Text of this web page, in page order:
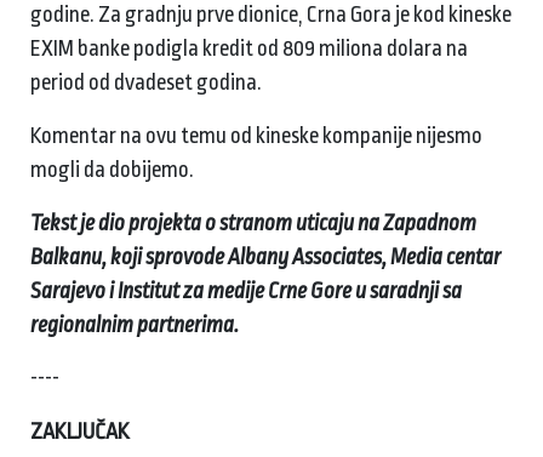
godine. Za gradnju prve dionice, Crna Gora je kod kineske
EXIM banke podigla kredit od 809 miliona dolara na
period od dvadeset godina.
Komentar na ovu temu od kineske kompanije nijesmo
mogli da dobijemo.
Tekst je dio projekta o stranom uticaju na Zapadnom
Balkanu, koji sprovode Albany Associates, Media centar
Sarajevo i Institut za medije Crne Gore u saradnji sa
regionalnim partnerima.
----
ZAKLJUČAK